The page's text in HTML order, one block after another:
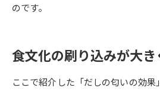
新生活お役立ちガイド
のです。
食文化の刷り込みが大
ここで紹介した「だしの匂いの効